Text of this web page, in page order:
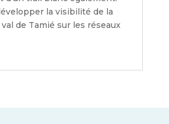
la visibilité de la
de Tamié sur les réseaux